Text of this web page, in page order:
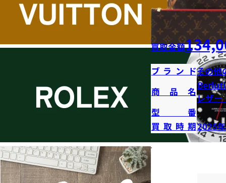
買取金額
ブランドその他
商品名
Berluti
レザー
型番
買取時期2025